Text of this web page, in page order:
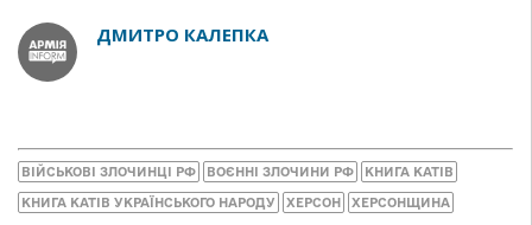
ДМИТРО КАЛЕПКА
ВІЙСЬКОВІ ЗЛОЧИНЦІ РФ ВОЄННІ ЗЛОЧИНИ РФ КНИГА КАТІВ
КНИГА КАТІВ УКРАЇНСЬКОГО НАРОДУ ХЕРСОН ХЕРСОНЩИНА